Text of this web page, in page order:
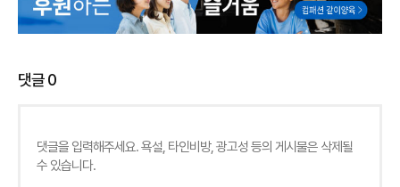
댓글0